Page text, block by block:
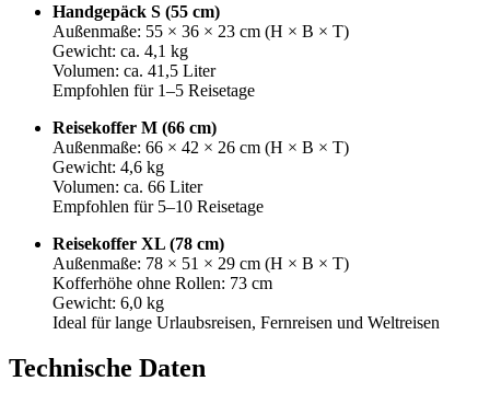
Handgepäck S (55 cm)
Außenmaße: 55 × 36 × 23 cm (H × B × T)
Gewicht: ca. 4,1 kg
Volumen: ca. 41,5 Liter
Empfohlen für 1–5 Reisetage
Reisekoffer M (66 cm)
Außenmaße: 66 × 42 × 26 cm (H × B × T)
Gewicht: 4,6 kg
Volumen: ca. 66 Liter
Empfohlen für 5–10 Reisetage
Reisekoffer XL (78 cm)
Außenmaße: 78 × 51 × 29 cm (H × B × T)
Kofferhöhe ohne Rollen: 73 cm
Gewicht: 6,0 kg
Ideal für lange Urlaubsreisen, Fernreisen und Weltreisen
Technische Daten